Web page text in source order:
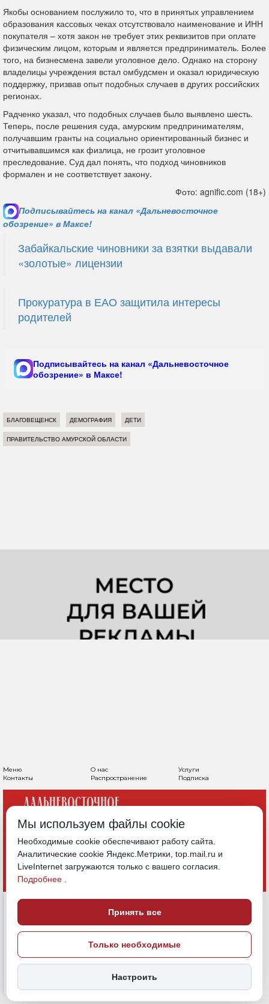
Якобы основанием послужило то, что в принятых управлением
образования кассовых чеках отсутствовало наименование и ИНН
покупателя – хотя закон не требует этих реквизитов при оплате
физическим лицом, которым и является предприниматель. Более
того, на бизнесмена завели уголовное дело. Однако на сторону
владелицы учреждения встал омбудсмен и оказал юридическую
поддержку, призвав опыт подобных случаев в других российских
регионах.
Радченко указал, что подобных случаев было выявлено шесть.
Теперь, после решения суда, амурским предпринимателям,
получавшим гранты на социально ориентированный бизнес и
отчитывавшимся как физлица, не грозит уголовное
преследование. Суд дал понять, что подход чиновников
формален и не соответствует закону.
Фото: agnific.com (18+)
Подписывайтесь на канал «Дальневосточное
обозрение» в Максе!
Забайкальские чиновники за взятки выдавали
«золотые» лицензии
Прокуратура в ЕАО защитила интересы
родителей
Подписывайтесь на канал «Дальневосточное
обозрение» в Максе!
БЛАГОВЕЩЕНСК ДЕМОГРАФИЯ ДЕТИ
ПРАВИТЕЛЬСТВО АМУРСКОЙ ОБЛАСТИ
Меню О нас
Услуги
Контакты
Распространение Подписка
Мы используем файлы cookie
Необходимые cookie обеспечивают работу сайта.
Аналитические cookie Яндекс.Метрики, top.mail.ru и
LiveInternet загружаются только с вашего согласия.
Подробнее
Принять все
Только необходимые
Настроить